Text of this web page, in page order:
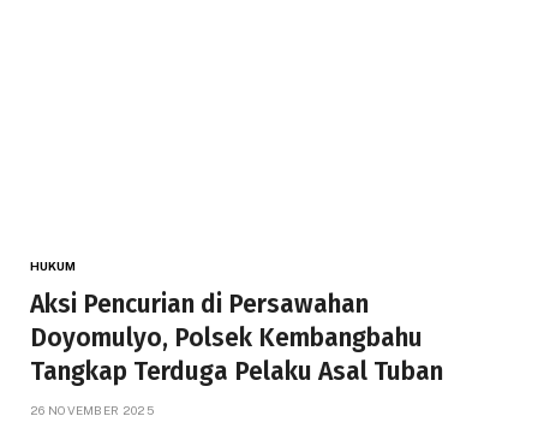
HUKUM
Aksi Pencurian di Persawahan
Doyomulyo, Polsek Kembangbahu
Tangkap Terduga Pelaku Asal Tuban
26 NOVEMBER 2025